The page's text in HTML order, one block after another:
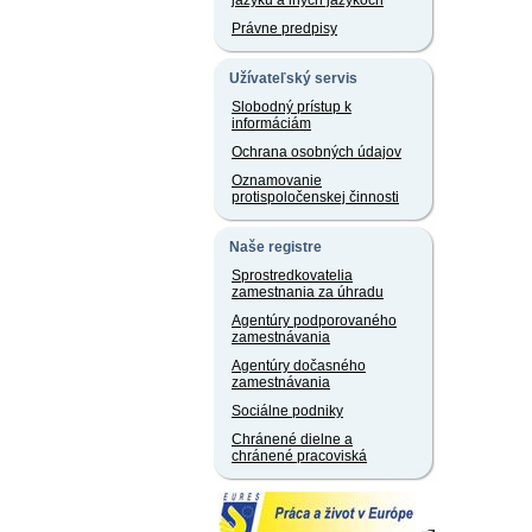
Právne predpisy
Užívateľský servis
Slobodný prístup k
informáciám
Ochrana osobných údajov
Oznamovanie
protispoločenskej činnosti
Naše registre
Sprostredkovatelia
zamestnania za úhradu
Agentúry podporovaného
zamestnávania
Agentúry dočasného
zamestnávania
Sociálne podniky
Chránené dielne a
chránené pracoviská